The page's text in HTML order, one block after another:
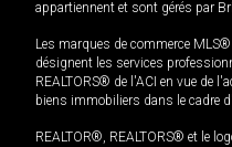
appartiennent et sont gérés par
Les marques de commerce
désignent les services
REALTORS® de l'ACI en vue de
biens immobiliers dans le cadre
REALTOR®, REALTORS® et le